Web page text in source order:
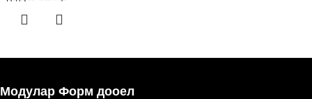
Модулар Форм дооел